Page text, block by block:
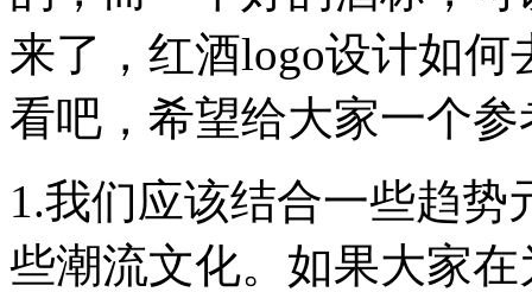
来了，红酒logo设计如
看吧，希望给大家一个参
1.我们应该结合一些趋
些潮流文化。如果大家